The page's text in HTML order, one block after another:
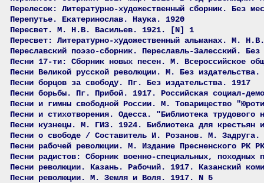
Перелесок: Литературно-художественный сборник. Без
Перепутье. Екатеринослав. Наука. 1920
Пересвет. М. Н.В. Васильев. 1921. [N] 1
Пересвет: Литературно-художественный альманах. М.
Переславский поэзо-сборник. Переславль-Залесский.
Песни 17-ти: Сборник новых песен. М. Всероссийское
Песни Великой русской революции. М. Без издательства.
Песни борцов за свободу. Пг. Без издательства. 1917
Песни борьбы. Пг. Прибой. 1917. Российская социал-
Песни и гимны свободной России. М. Товарищество
Песни и стихотворения. Одесса. "Библиотека
Песни кузнецы. М. ГИЗ. 1924. Библиотека для крестьян
Песни о свободе / Составитель И. Розанов. М. Задруга.
Песни рабочей революции. М. Издание Пресненского РК
Песни радистов: Сборник военно-специальных,
Песни революции. Казань. Рабочий. 1917. Казанский
Песни революции. М. Земля и Воля. 1917. N 5